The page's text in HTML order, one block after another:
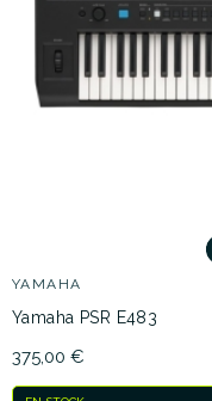
YAMAHA
Yamaha PSR E483
375,00 €